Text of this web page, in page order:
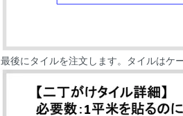
最後にタイルを注文します。タイルはケ